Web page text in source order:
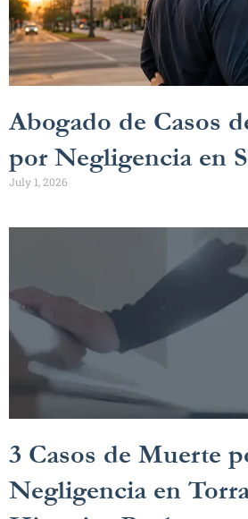
Abogado de Casos
por Negligencia en
July 1, 2026
3 Casos de Muerte
Negligencia en